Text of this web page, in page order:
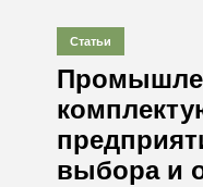
Статьи
выбора и